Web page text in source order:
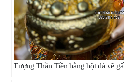
Tượng Thần Tiền bằng bột đá vẽ